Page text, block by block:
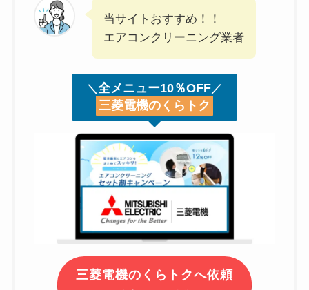
当サイトおすすめ！！
エアコンクリーニング業者
＼ 全メニュー10％OFF／
三菱電機のくらトク
三菱電機のくらトクへ依頼